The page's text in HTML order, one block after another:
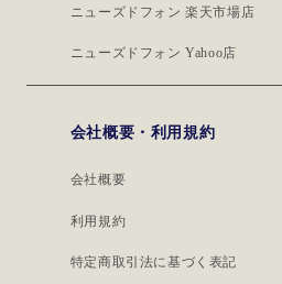
ニューズドフォン 楽天市場店
ニューズドフォン Yahoo店
会社概要・利用規約
会社概要
利用規約
特定商取引法に基づく表記